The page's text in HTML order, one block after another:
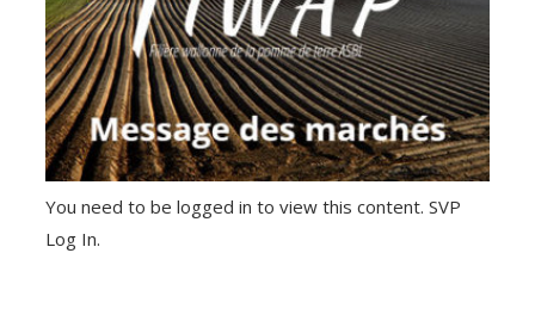
You need to be logged in to view this content. SVP
Log In.